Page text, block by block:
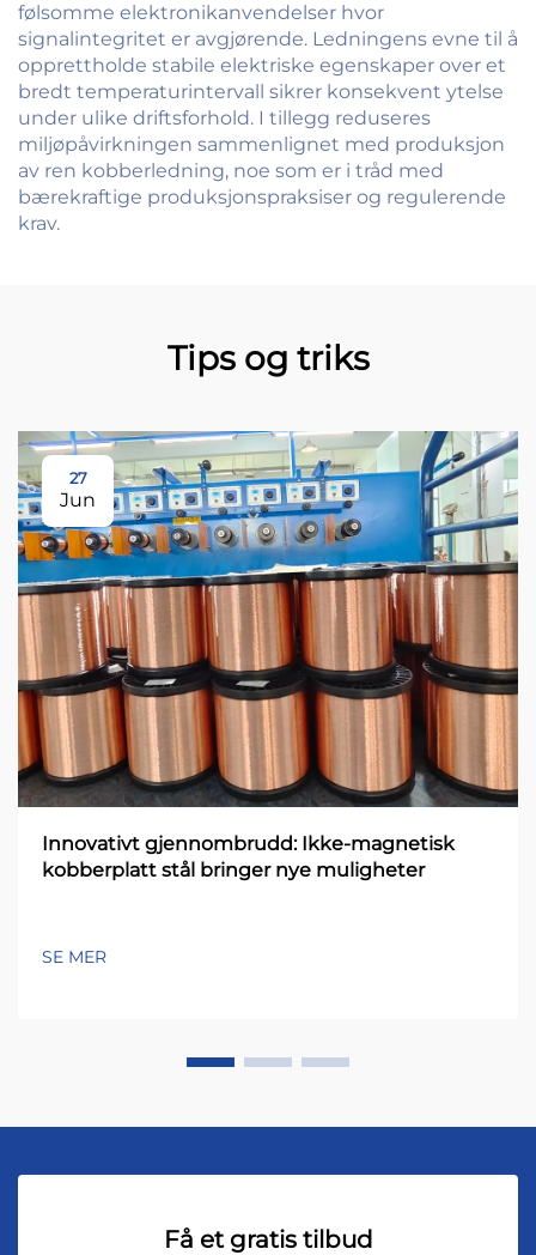
følsomme elektronikanvendelser hvor
signalintegritet er avgjørende. Ledningens evne til å
opprettholde stabile elektriske egenskaper over et
bredt temperaturintervall sikrer konsekvent ytelse
under ulike driftsforhold. I tillegg reduseres
miljøpåvirkningen sammenlignet med produksjon
av ren kobberledning, noe som er i tråd med
bærekraftige produksjonspraksiser og regulerende
krav.
Tips og triks
27
Jun
Innovativt gjennombrudd: Ikke-magnetisk
kobberplatt stål bringer nye muligheter
SE MER
Få et gratis tilbud